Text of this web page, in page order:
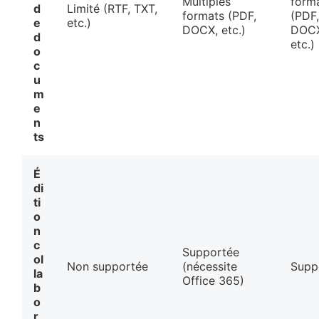
d
e
d
o
c
u
m
e
n
ts
Limité (RTF, TXT,
etc.)
formats (PDF,
DOCX, etc.)
(PDF,
etc.)
É
di
ti
o
n
c
ol
la
b
o
r
Non supportée
Supportée
(nécessite
Office 365)